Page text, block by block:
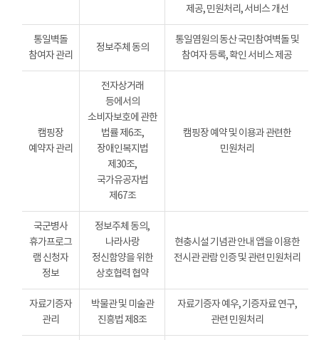
제공, 민원처리, 서비스 개선
통일벽돌
참여자 관리
정보주체 동의
통일염원의 동산 국민참여벽돌 및
참여자 등록, 확인 서비스 제공
캠핑장
예약자 관리
전자상거래
등에서의
소비자보호에 관한
법률 제6조,
장애인복지법
제30조,
국가유공자법
제67조
캠핑장 예약 및 이용과 관련한
민원처리
국군병사
휴가프로그
램 신청자
정보
정보주체 동의,
나라사랑
정신함양을 위한
상호협력 협약
현충시설 기념관 안내 앱을 이용한
전시관 관람 인증 및 관련 민원처리
자료기증자
관리
박물관 및 미술관
진흥법 제8조
자료기증자 예우, 기증자료 연구,
관련 민원처리